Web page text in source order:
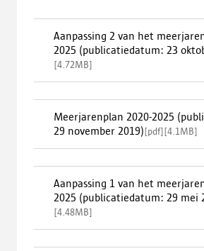
Aanpassing 2 van het
2025 (publicatiedatum: 23
[4.72MB]
Meerjarenplan 2020-2025
29 november 2019)[pdf][4.1MB]
Aanpassing 1 van het
2025 (publicatiedatum: 29 mei
[4.48MB]